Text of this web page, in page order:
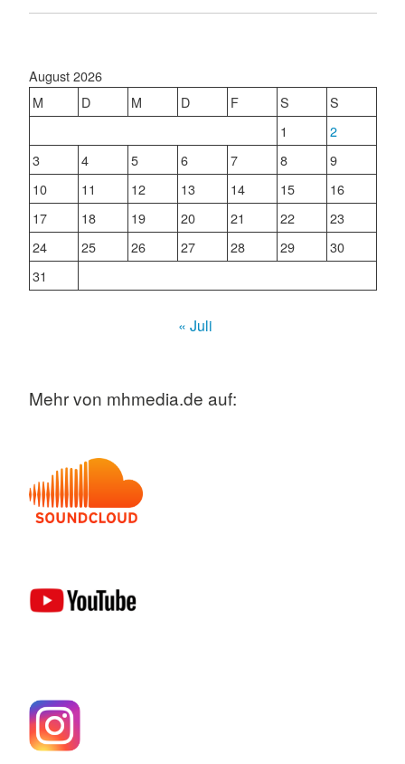
August 2026
M
D M D F S
S
1
2
3
4 5 6 7 8
9
10
11 12 13 14 15
16
17
18 19 20 21 22
23
24
25 26 27 28 29
30
31
« Juli
Mehr von mhmedia.de auf: